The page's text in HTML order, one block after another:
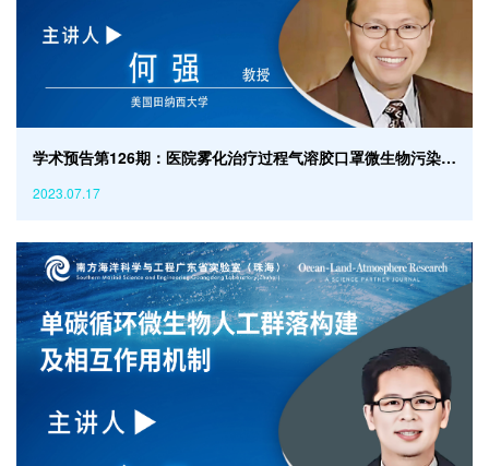
学术预告第126期：医院雾化治疗过程气溶胶口罩微生物污染朔源
2023.07.17